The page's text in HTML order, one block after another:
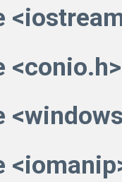
<conio.h>